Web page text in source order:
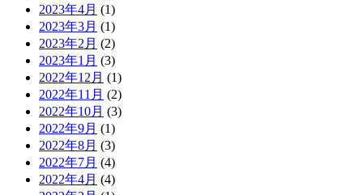
2023年4月 (1)
2023年3月 (1)
2023年2月 (2)
2023年1月 (3)
2022年12月 (1)
2022年11月 (2)
2022年10月 (3)
2022年9月 (1)
2022年8月 (3)
2022年7月 (4)
2022年4月 (4)